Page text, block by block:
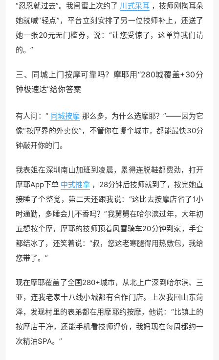
“忍忍就过去”。我闺蜜上次约了 川式采耳 ，技师刚掏耳朵
她就喊“轻点”，平台立刻安排了另一位技师补上，还送了
她一张20元无门槛券，说：“让您受惊了，这单算我们请
的。”
三、 同城上门按摩可靠吗？摩耶用“280城覆盖+30分
钟极速达”给你答案
有人问：“ 同城按摩 那么多，为什么选摩耶？”——因为它
像“按摩界的外卖侠”，不管你在哪个城市，都能最快30分
钟敲开你的门。
我表姐在深圳南山加班到凌晨，累得连脱鞋都费劲，打开
摩耶App下单 中式推拿 ，28分钟后技师就到了，按完她直
接睡了个整觉，第二天还跟我说：“这比去按摩店省了1小
时通勤，多睡会儿不香吗？”我舅舅在哈尔滨过年，大年初
五想按个摩，摩耶的技师顶着风雪骑车20分钟到家，手套
都结冰了，还笑着说：“叔，您这老寒腿得用热敷包，我给
您带了。”
现在摩耶覆盖了全国280+城市，从北上广深到哈尔滨、三
亚，连我老家十八线小城都有合作门店。上次我回山东菏
泽，发现村里的表弟都在用摩耶约按摩，他说：“比镇上的
按摩店干净，还能手机看技师评价，我妈现在每周都约一
次精油SPA。”